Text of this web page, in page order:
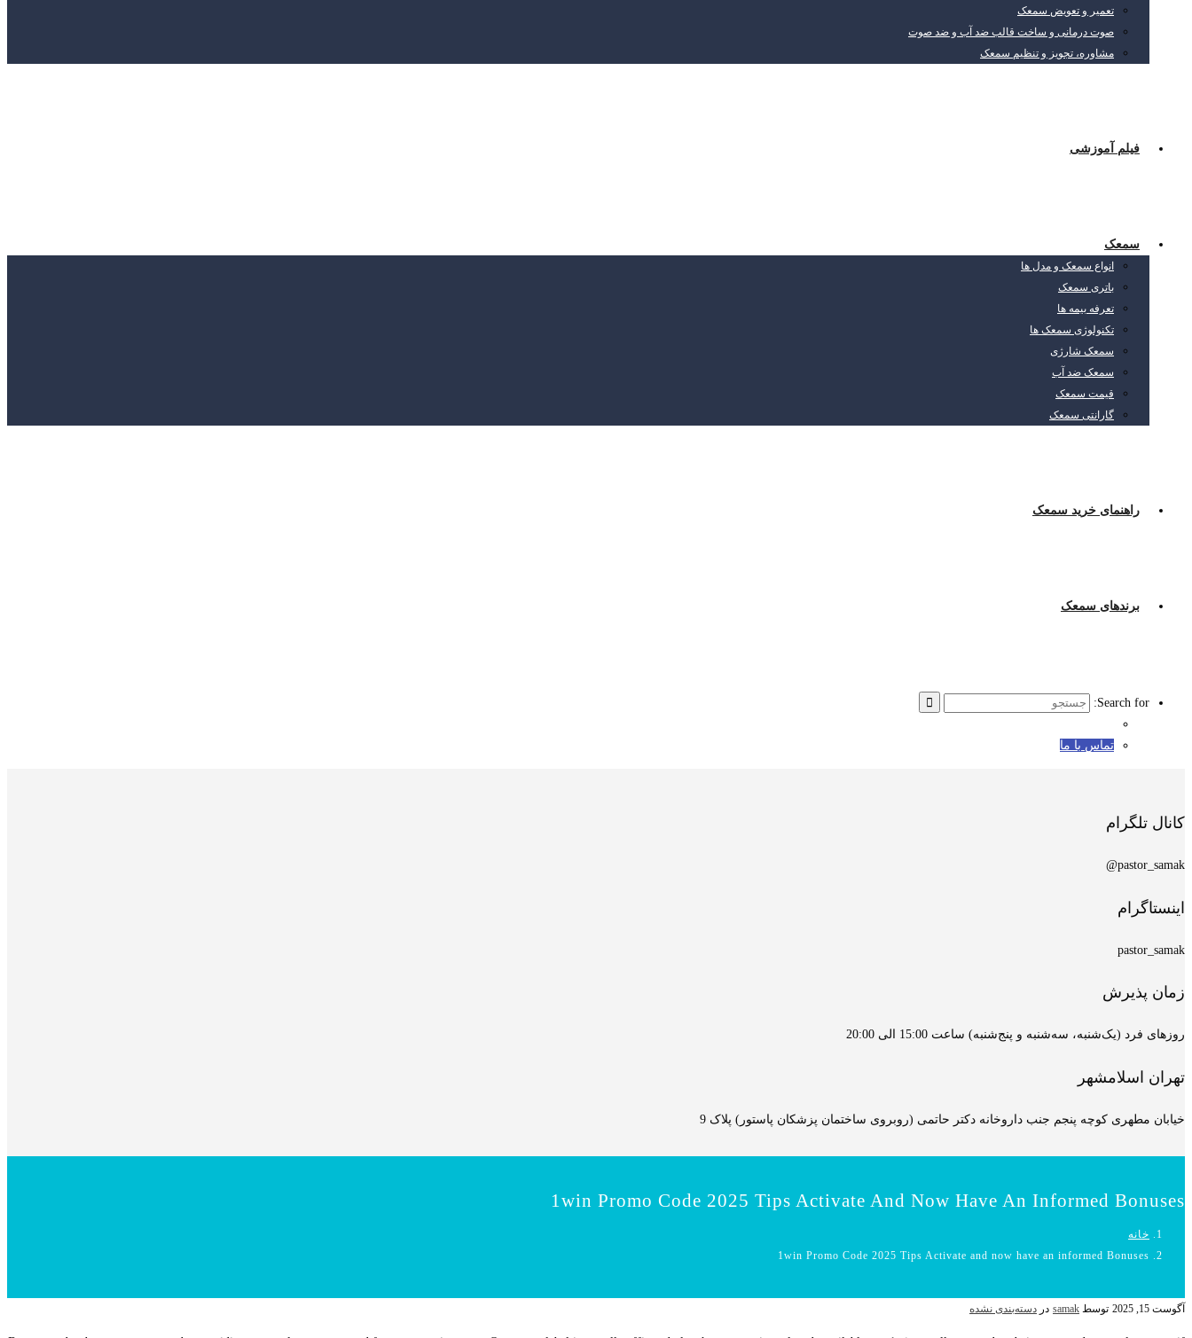
تعمیر و تعویض سمعک
صوت درمانی و ساخت قالب ضد آب و ضد صوت
مشاوره، تجویز و تنظیم سمعک
فیلم آموزشی
سمعک
انواع سمعک و مدل ها
باتری سمعک
تعرفه بیمه ها
تکنولوژی سمعک ها
سمعک شارژی
سمعک ضد آب
قیمت سمعک
گارانتی سمعک
راهنمای خرید سمعک
برندهای سمعک
Search for:
تماس با ما
کانال تلگرام
pastor_samak@
اینستاگرام
pastor_samak
زمان پذیرش
روزهای فرد (یک‌شنبه، سه‌شنبه و پنج‌شنبه) ساعت 15:00 الی 20:00
تهران اسلامشهر
خیابان مطهری کوچه پنجم جنب داروخانه دکتر حاتمی (روبروی ساختمان پزشکان پاستور) پلاک 9
1win Promo Code 2025 Tips Activate And Now Have An Informed Bonuses
خانه
1win Promo Code 2025 Tips Activate and now have an informed Bonuses
آگوست 15, 2025 توسط samak در دسته‌بندی نشده